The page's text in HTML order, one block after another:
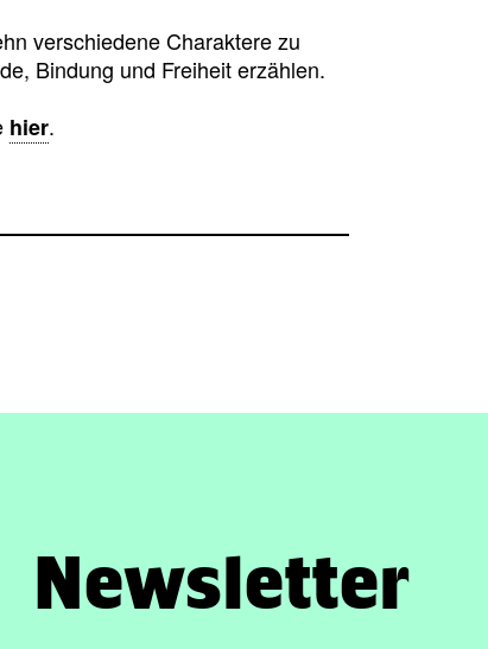
verschiedene Charaktere zu
Bindung und Freiheit erzählen.
hier.
Newsletter